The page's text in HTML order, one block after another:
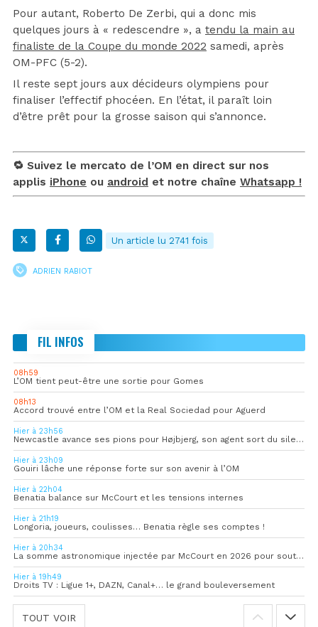
Pour autant, Roberto De Zerbi, qui a donc mis
quelques jours à « redescendre », a tendu la main au
finaliste de la Coupe du monde 2022 samedi, après
OM-PFC (5-2).
Il reste sept jours aux décideurs olympiens pour
finaliser l’effectif phocéen. En l’état, il paraît loin
d’être prêt pour la grosse saison qui s’annonce.
🔁 Suivez le mercato de l’OM en direct sur nos
applis iPhone ou android et notre chaîne Whatsapp !
Un article lu 2741 fois
ADRIEN RABIOT
FIL INFOS
08h59
L’OM tient peut-être une sortie pour Gomes
08h13
Accord trouvé entre l’OM et la Real Sociedad pour Aguerd
Hier à 23h56
Newcastle avance ses pions pour Højbjerg, son agent sort du silence
Hier à 23h09
Gouiri lâche une réponse forte sur son avenir à l’OM
Hier à 22h04
Benatia balance sur McCourt et les tensions internes
Hier à 21h19
Longoria, joueurs, coulisses… Benatia règle ses comptes !
Hier à 20h34
La somme astronomique injectée par McCourt en 2026 pour soutenir l’OM
Hier à 19h49
Droits TV : Ligue 1+, DAZN, Canal+… le grand bouleversement
TOUT VOIR